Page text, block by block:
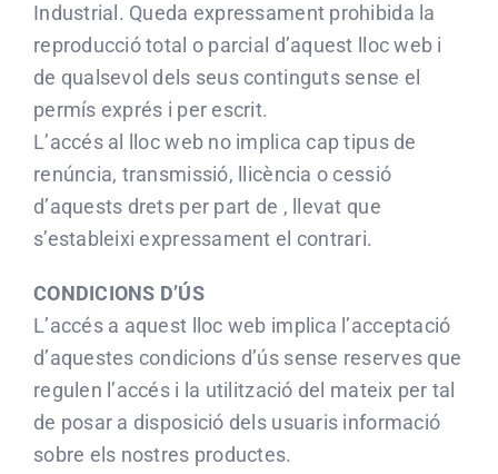
Industrial. Queda expressament prohibida la
reproducció total o parcial d’aquest lloc web i
de qualsevol dels seus continguts sense el
permís exprés i per escrit.
L’accés al lloc web no implica cap tipus de
renúncia, transmissió, llicència o cessió
d’aquests drets per part de , llevat que
s’estableixi expressament el contrari.
CONDICIONS D’ÚS
L’accés a aquest lloc web implica l’acceptació
d’aquestes condicions d’ús sense reserves que
regulen l’accés i la utilització del mateix per tal
de posar a disposició dels usuaris informació
sobre els nostres productes.